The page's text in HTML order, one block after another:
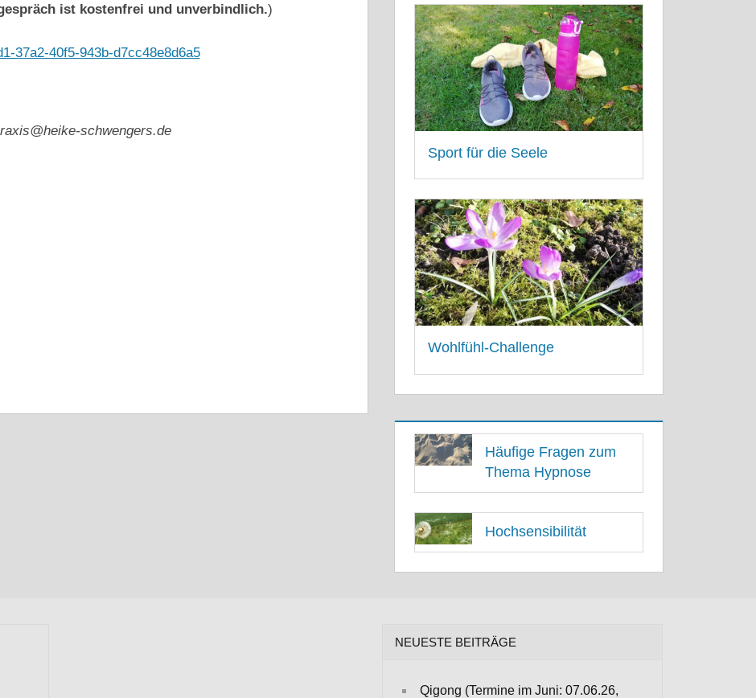
ist kostenfrei und unverbindlich.)
37a2-40f5-943b-d7cc48e8d6a5
schwengers.de
Sport für die Seele
16. AUGUST 2021
Wohlfühl-Challenge
11. MAI 2021
Häufige Fragen zum
Thema Hypnose
18. MAI 2021
Hochsensibilität
13. MAI 2021
NEUESTE BEITRÄGE
Qigong (Termine im Juni: 07.06.26,